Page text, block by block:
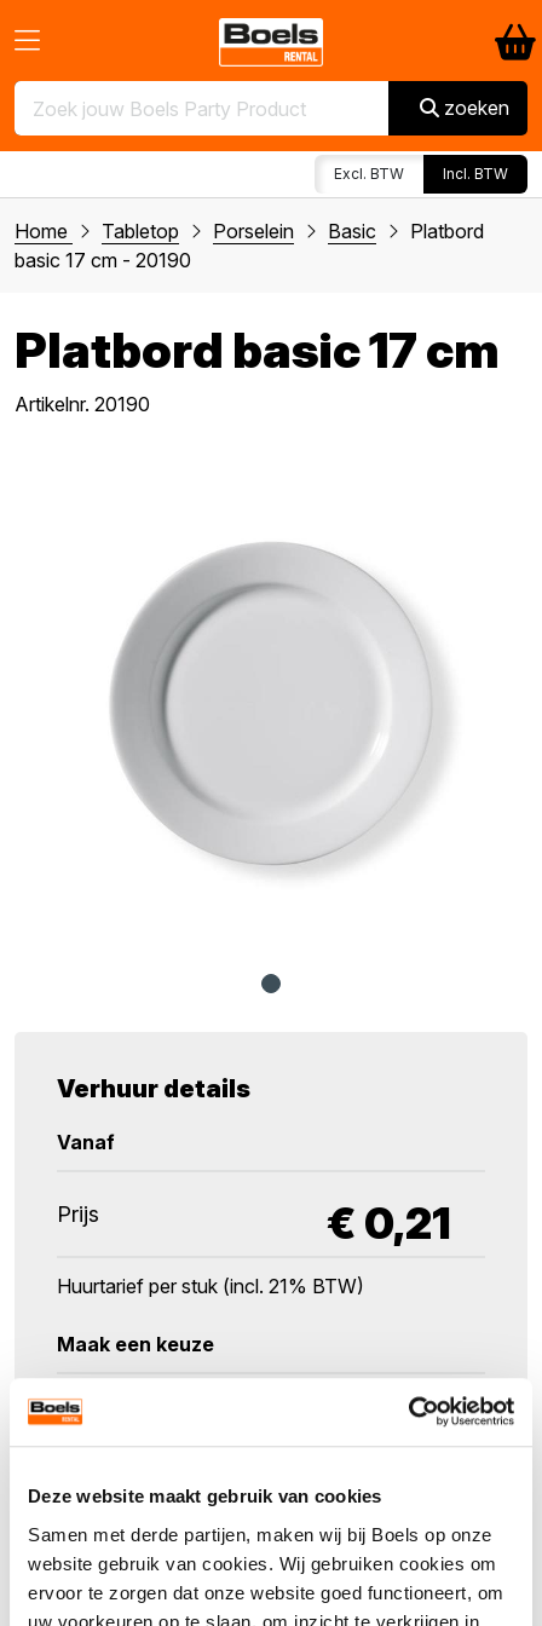
Deze website maakt gebruik van cookies
Samen met derde partijen, maken wij bij Boels op onze
website gebruik van cookies. Wij gebruiken cookies om
ervoor te zorgen dat onze website goed functioneert, om
uw voorkeuren op te slaan, om inzicht te verkrijgen in
zoeken
Excl. BTW Incl. BTW
Home Tabletop Porselein Basic
Platbord
basic 17 cm - 20190
Platbord basic 17 cm
Artikelnr. 20190
Verhuur details
Vanaf
Prijs € 0,21
Huurtarief per stuk (incl. 21% BTW)
Maak een keuze
Verpakkingseenheid